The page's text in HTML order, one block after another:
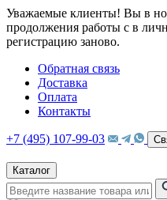
Уважаемые клиенты! Вы в
продолжения работы с в
регистрацию заново.
Обратная связь
Доставка
Оплата
Контакты
+7 (495) 107-99-03
Каталог